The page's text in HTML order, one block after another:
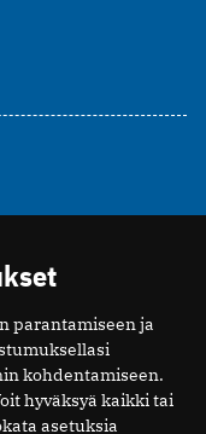
parantamiseen ja
kohdentamiseen.
hyväksyä kaikki tai
asetuksia